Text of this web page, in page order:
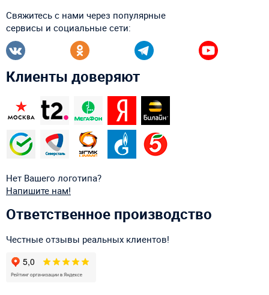
Свяжитесь с нами через популярные
сервисы и социальные сети:
Клиенты доверяют
Нет Вашего логотипа?
Напишите нам!
Ответственное производство
Честные отзывы реальных клиентов!